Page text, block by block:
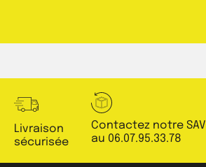
Livraison
sécurisée
Contactez notre SAV
au 06.07.95.33.78